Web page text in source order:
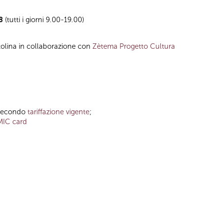
(tutti i giorni 9.00-19.00)
in collaborazione con Zètema Progetto Cultura
tariffazione vigente;
card